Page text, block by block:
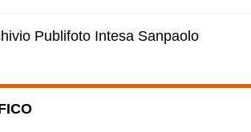
Publifoto Intesa Sanpaolo